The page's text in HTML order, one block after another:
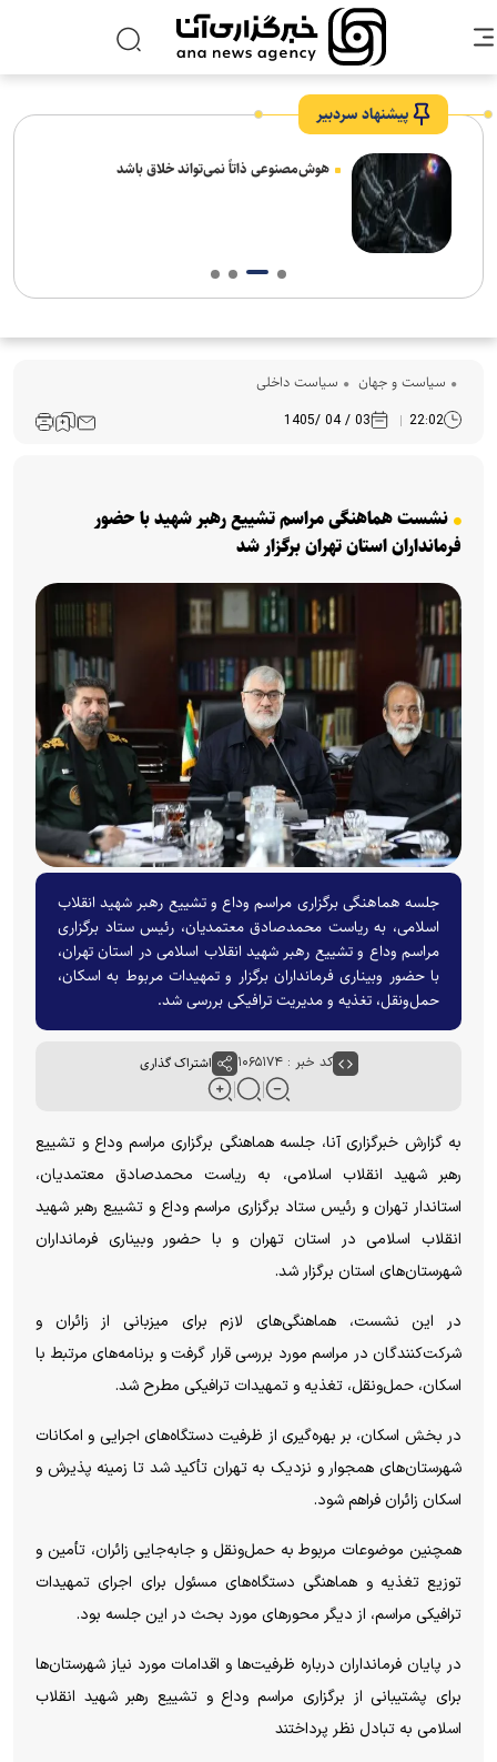
پیشنهاد سردبیر
هوش‌مصنوعی ذاتاً نمی‌تواند خلاق باشد
سیاست و جهان سیاست داخلی
22:02
03 / 04 /1405
نشست هماهنگی مراسم تشییع رهبر شهید با حضور
فرمانداران استان تهران برگزار شد
جلسه هماهنگی برگزاری مراسم وداع و تشییع رهبر شهید انقلاب
اسلامی، به ریاست محمدصادق معتمدیان، رئیس ستاد برگزاری
مراسم وداع و تشییع رهبر شهید انقلاب اسلامی در استان تهران،
با حضور وبیناری فرمانداران برگزار و تمهیدات مربوط به اسکان،
حمل‌ونقل، تغذیه و مدیریت ترافیکی بررسی شد.
کد خبر : ۱۰۶۵۱۷۴ اشتراک گذاری
به گزارش خبرگزاری آنا، جلسه هماهنگی برگزاری مراسم وداع و تشییع
رهبر شهید انقلاب اسلامی، به ریاست محمدصادق معتمدیان،
استاندار تهران و رئیس ستاد برگزاری مراسم وداع و تشییع رهبر شهید
انقلاب اسلامی در استان تهران و با حضور وبیناری فرمانداران
شهرستان‌های استان برگزار شد.
در این نشست، هماهنگی‌های لازم برای میزبانی از زائران و
شرکت‌کنندگان در مراسم مورد بررسی قرار گرفت و برنامه‌های مرتبط با
اسکان، حمل‌ونقل، تغذیه و تمهیدات ترافیکی مطرح شد.
در بخش اسکان، بر بهره‌گیری از ظرفیت دستگاه‌های اجرایی و امکانات
شهرستان‌های همجوار و نزدیک به تهران تأکید شد تا زمینه پذیرش و
اسکان زائران فراهم شود.
همچنین موضوعات مربوط به حمل‌ونقل و جابه‌جایی زائران، تأمین و
توزیع تغذیه و هماهنگی دستگاه‌های مسئول برای اجرای تمهیدات
ترافیکی مراسم، از دیگر محورهای مورد بحث در این جلسه بود.
در پایان فرمانداران درباره ظرفیت‌ها و اقدامات مورد نیاز شهرستان‌ها
برای پشتیبانی از برگزاری مراسم وداع و تشییع رهبر شهید انقلاب
اسلامی به تبادل نظر پرداختند